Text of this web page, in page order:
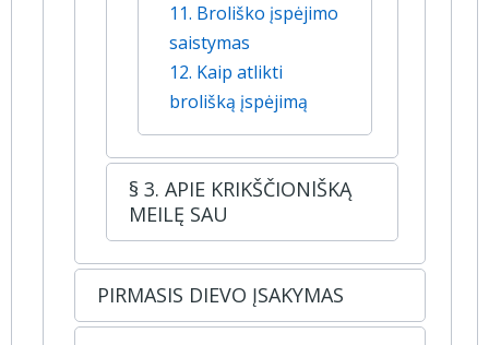
11. Broliško įspėjimo
saistymas
12. Kaip atlikti
brolišką įspėjimą
§ 3. APIE KRIKŠČIONlŠKĄ
MEILĘ SAU
PIRMASIS DIEVO ĮSAKYMAS